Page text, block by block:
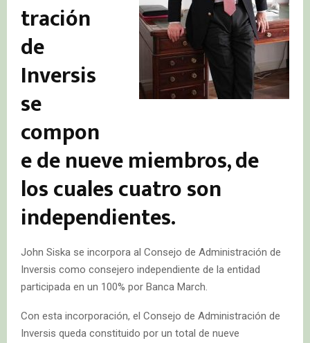
tración
de
Inversis
se
compon
e de nueve miembros, de
los cuales cuatro son
independientes.
John Siska se incorpora al Consejo de Administración de
Inversis como consejero independiente de la entidad
participada en un 100% por Banca March.
Con esta incorporación, el Consejo de Administración de
Inversis queda constituido por un total de nueve